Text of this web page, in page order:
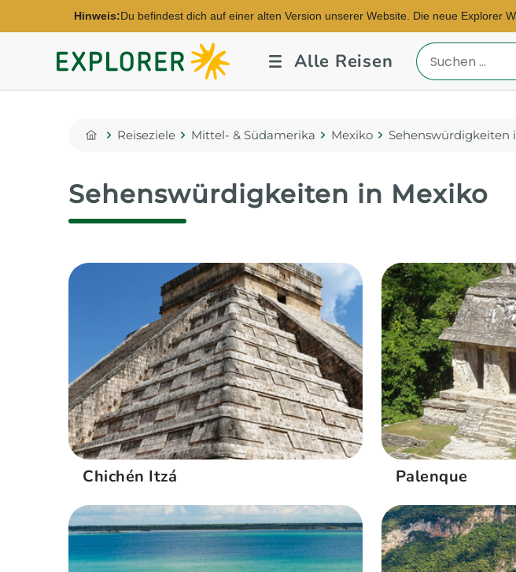
Hinweis:Du befindest dich auf einer alten Version unserer Website. Die neue Explorer
Explorer
Fernreisen
Alle Reisen
Reiseland
eingeben
Home
Reiseziele Mittel- & Südamerika Mexiko Sehenswürdigkeiten
Sehenswürdigkeiten in Mexiko
Chichén Itzá Palenque